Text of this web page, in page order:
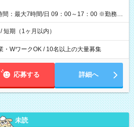
間：最大7時間/日 09：00～17：00 ※勤務時
なります。
期（1ヶ月以内）
・WワークOK / 10名以上の大量募集
応募する 詳細へ
未読